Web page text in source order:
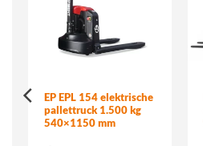
EP EPL 154 elektrische
pallettruck 1.500 kg
540×1150 mm